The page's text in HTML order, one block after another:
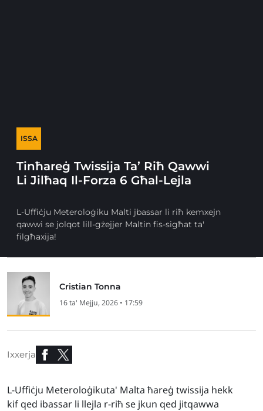
ISSA
Tinħareġ Twissija Ta’ Riħ Qawwi
Li Jilħaq Il-Forza 6 Għal-Lejla
L-Uffiċju Meteroloġiku Malti jbassar li riħ kemxejn
qawwi se jolqot lill-gżejjer Maltin fis-sigħat ta'
filgħaxija!
Cristian Tonna
16 ta' Mejju, 2026 • 17:59
Ixxerja
L-Uffiċju Meteroloġikuta' Malta ħareġ twissija hekk
kif qed ibassar li llejla r-riħ se jkun qed jitqawwa